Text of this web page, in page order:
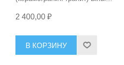
2 400,00 ₽
В КОРЗИНУ